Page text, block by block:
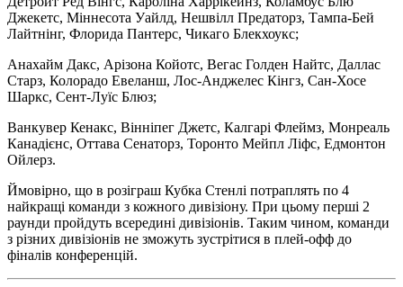
Джекетс, Міннесота Уайлд, Нешвілл Предаторз, Тампа-Бей
Лайтнінг, Флорида Пантерс, Чикаго Блекхоукс;
Анахайм Дакс, Арізона Койотс, Вегас Голден Найтс, Даллас
Старз, Колорадо Евеланш, Лос-Анджелес Кінгз, Сан-Хосе
Шаркс, Сент-Луїс Блюз;
Ванкувер Кенакс, Вінніпег Джетс, Калгарі Флеймз, Монреаль
Канадієнс, Оттава Сенаторз, Торонто Мейпл Ліфс, Едмонтон
Ойлерз.
Ймовірно, що в розіграш Кубка Стенлі потраплять по 4
найкращі команди з кожного дивізіону. При цьому перші 2
раунди пройдуть всередині дивізіонів. Таким чином, команди
з різних дивізіонів не зможуть зустрітися в плей-офф до
фіналів конференцій.